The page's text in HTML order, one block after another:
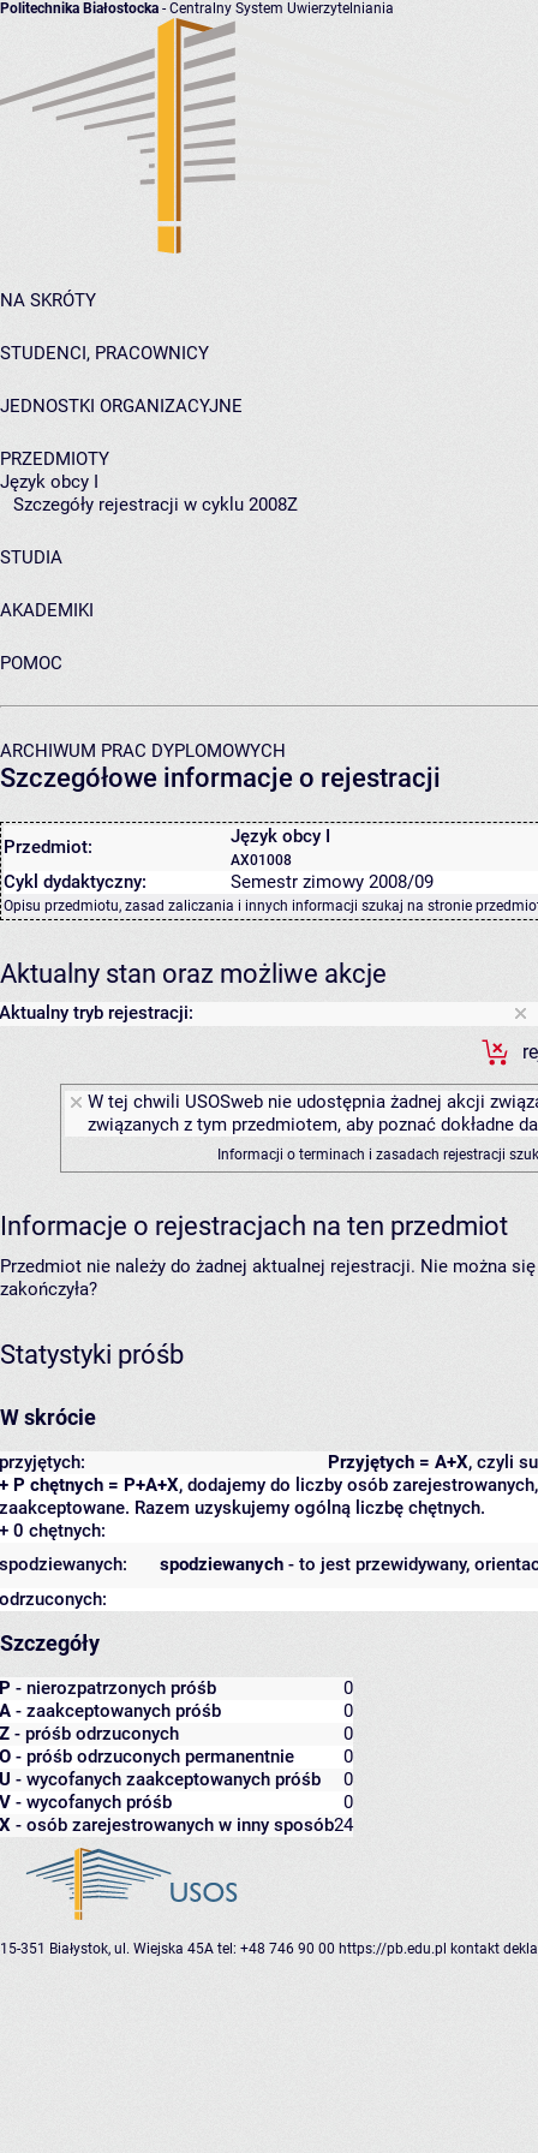
Politechnika Białostocka - Centralny System Uwierzytelniania
NA SKRÓTY
STUDENCI, PRACOWNICY
JEDNOSTKI ORGANIZACYJNE
PRZEDMIOTY
Język obcy I
Szczegóły rejestracji w cyklu 2008Z
STUDIA
AKADEMIKI
POMOC
ARCHIWUM PRAC DYPLOMOWYCH
Szczegółowe informacje o rejestracji
Przedmiot: Język obcy I
AX01008
Cykl dydaktyczny: Semestr zimowy 2008/09
Opisu przedmiotu, zasad zaliczania i innych informacji szukaj na stronie
Aktualny stan oraz możliwe akcje
Aktualny tryb rejestracji:
W tej chwili USOSweb nie udostępnia żadnej akcji
związanych z tym przedmiotem, aby poznać dokładne
Informacji o terminach i zasadach rejestracji
Informacje o rejestracjach na ten przedmiot
Przedmiot nie należy do żadnej aktualnej rejestracji. Nie można
zakończyła?
Statystyki próśb
W skrócie
Przyjętych = A+X, czyli
przyjętych:
+ P chętnych = P+A+X, dodajemy do liczby osób
zaakceptowane. Razem uzyskujemy ogólną liczbę chętnych.
+ 0 chętnych:
spodziewanych - to jest przewidywany,
spodziewanych:
odrzuconych:
Szczegóły
P - nierozpatrzonych próśb
0
A - zaakceptowanych próśb
0
Z - próśb odrzuconych
0
O - próśb odrzuconych permanentnie
0
U - wycofanych zaakceptowanych próśb
0
V - wycofanych próśb
0
X - osób zarejestrowanych w inny sposób24
15-351 Białystok, ul. Wiejska 45A tel: +48 746 90 00 https://pb.edu.pl kontakt